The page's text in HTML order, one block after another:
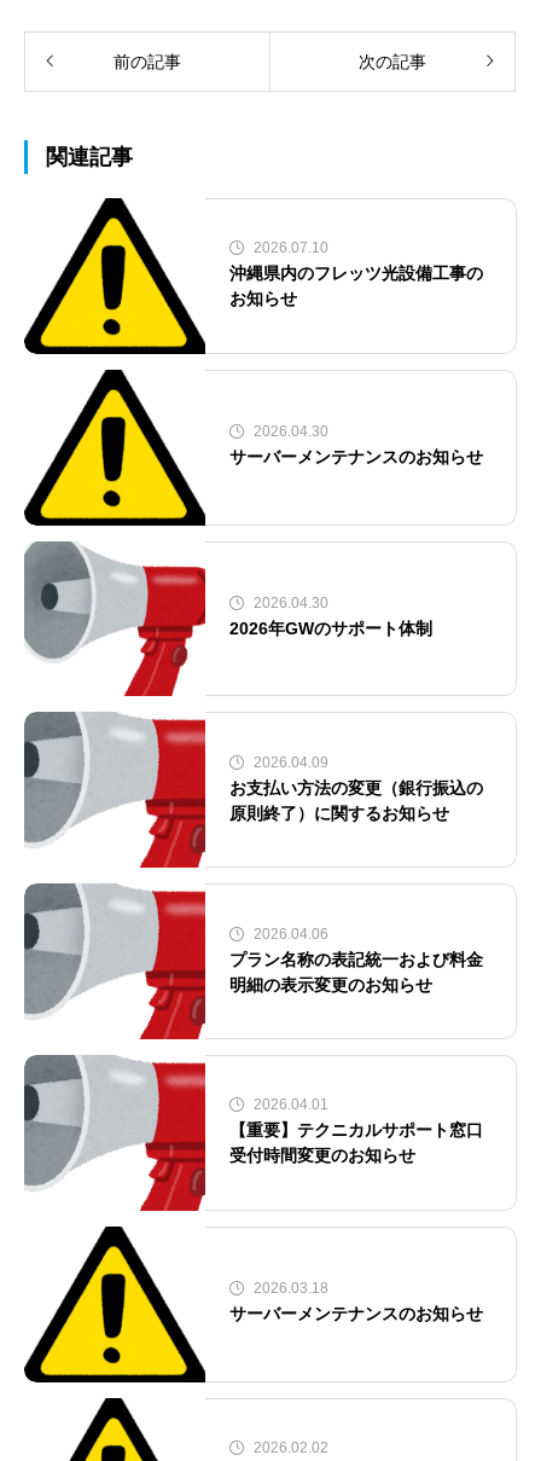
前の記事 次の記事
関連記事
2026.07.10
沖縄県内のフレッツ光設備工事の
お知らせ
2026.04.30
サーバーメンテナンスのお知らせ
2026.04.30
2026年GWのサポート体制
2026.04.09
お支払い方法の変更（銀行振込の
原則終了）に関するお知らせ
2026.04.06
プラン名称の表記統一および料金
明細の表示変更のお知らせ
2026.04.01
【重要】テクニカルサポート窓口
受付時間変更のお知らせ
2026.03.18
サーバーメンテナンスのお知らせ
2026.02.02